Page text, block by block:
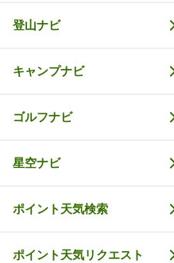
登山ナビ
キャンプナビ
ゴルフナビ
星空ナビ
ポイント天気検索
ポイント天気リクエスト